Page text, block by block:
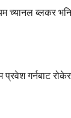
च्यानल ब्लकर
गर्नबाट